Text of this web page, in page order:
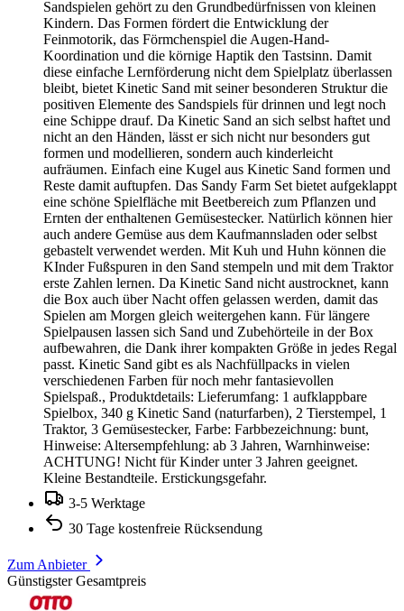
Sandspielen gehört zu den Grundbedürfnissen von kleinen
Kindern. Das Formen fördert die Entwicklung der
Feinmotorik, das Förmchenspiel die Augen-Hand-
Koordination und die körnige Haptik den Tastsinn. Damit
diese einfache Lernförderung nicht dem Spielplatz überlassen
bleibt, bietet Kinetic Sand mit seiner besonderen Struktur die
positiven Elemente des Sandspiels für drinnen und legt noch
eine Schippe drauf. Da Kinetic Sand an sich selbst haftet und
nicht an den Händen, lässt er sich nicht nur besonders gut
formen und modellieren, sondern auch kinderleicht
aufräumen. Einfach eine Kugel aus Kinetic Sand formen und
Reste damit auftupfen. Das Sandy Farm Set bietet aufgeklappt
eine schöne Spielfläche mit Beetbereich zum Pflanzen und
Ernten der enthaltenen Gemüsestecker. Natürlich können hier
auch andere Gemüse aus dem Kaufmannsladen oder selbst
gebastelt verwendet werden. Mit Kuh und Huhn können die
KInder Fußspuren in den Sand stempeln und mit dem Traktor
erste Zahlen lernen. Da Kinetic Sand nicht austrocknet, kann
die Box auch über Nacht offen gelassen werden, damit das
Spielen am Morgen gleich weitergehen kann. Für längere
Spielpausen lassen sich Sand und Zubehörteile in der Box
aufbewahren, die Dank ihrer kompakten Größe in jedes Regal
passt. Kinetic Sand gibt es als Nachfüllpacks in vielen
verschiedenen Farben für noch mehr fantasievollen
Spielspaß., Produktdetails: Lieferumfang: 1 aufklappbare
Spielbox, 340 g Kinetic Sand (naturfarben), 2 Tierstempel, 1
Traktor, 3 Gemüsestecker, Farbe: Farbbezeichnung: bunt,
Hinweise: Altersempfehlung: ab 3 Jahren, Warnhinweise:
ACHTUNG! Nicht für Kinder unter 3 Jahren geeignet.
Kleine Bestandteile. Erstickungsgefahr.
3-5 Werktage
30 Tage kostenfreie Rücksendung
Zum Anbieter
Günstigster Gesamtpreis